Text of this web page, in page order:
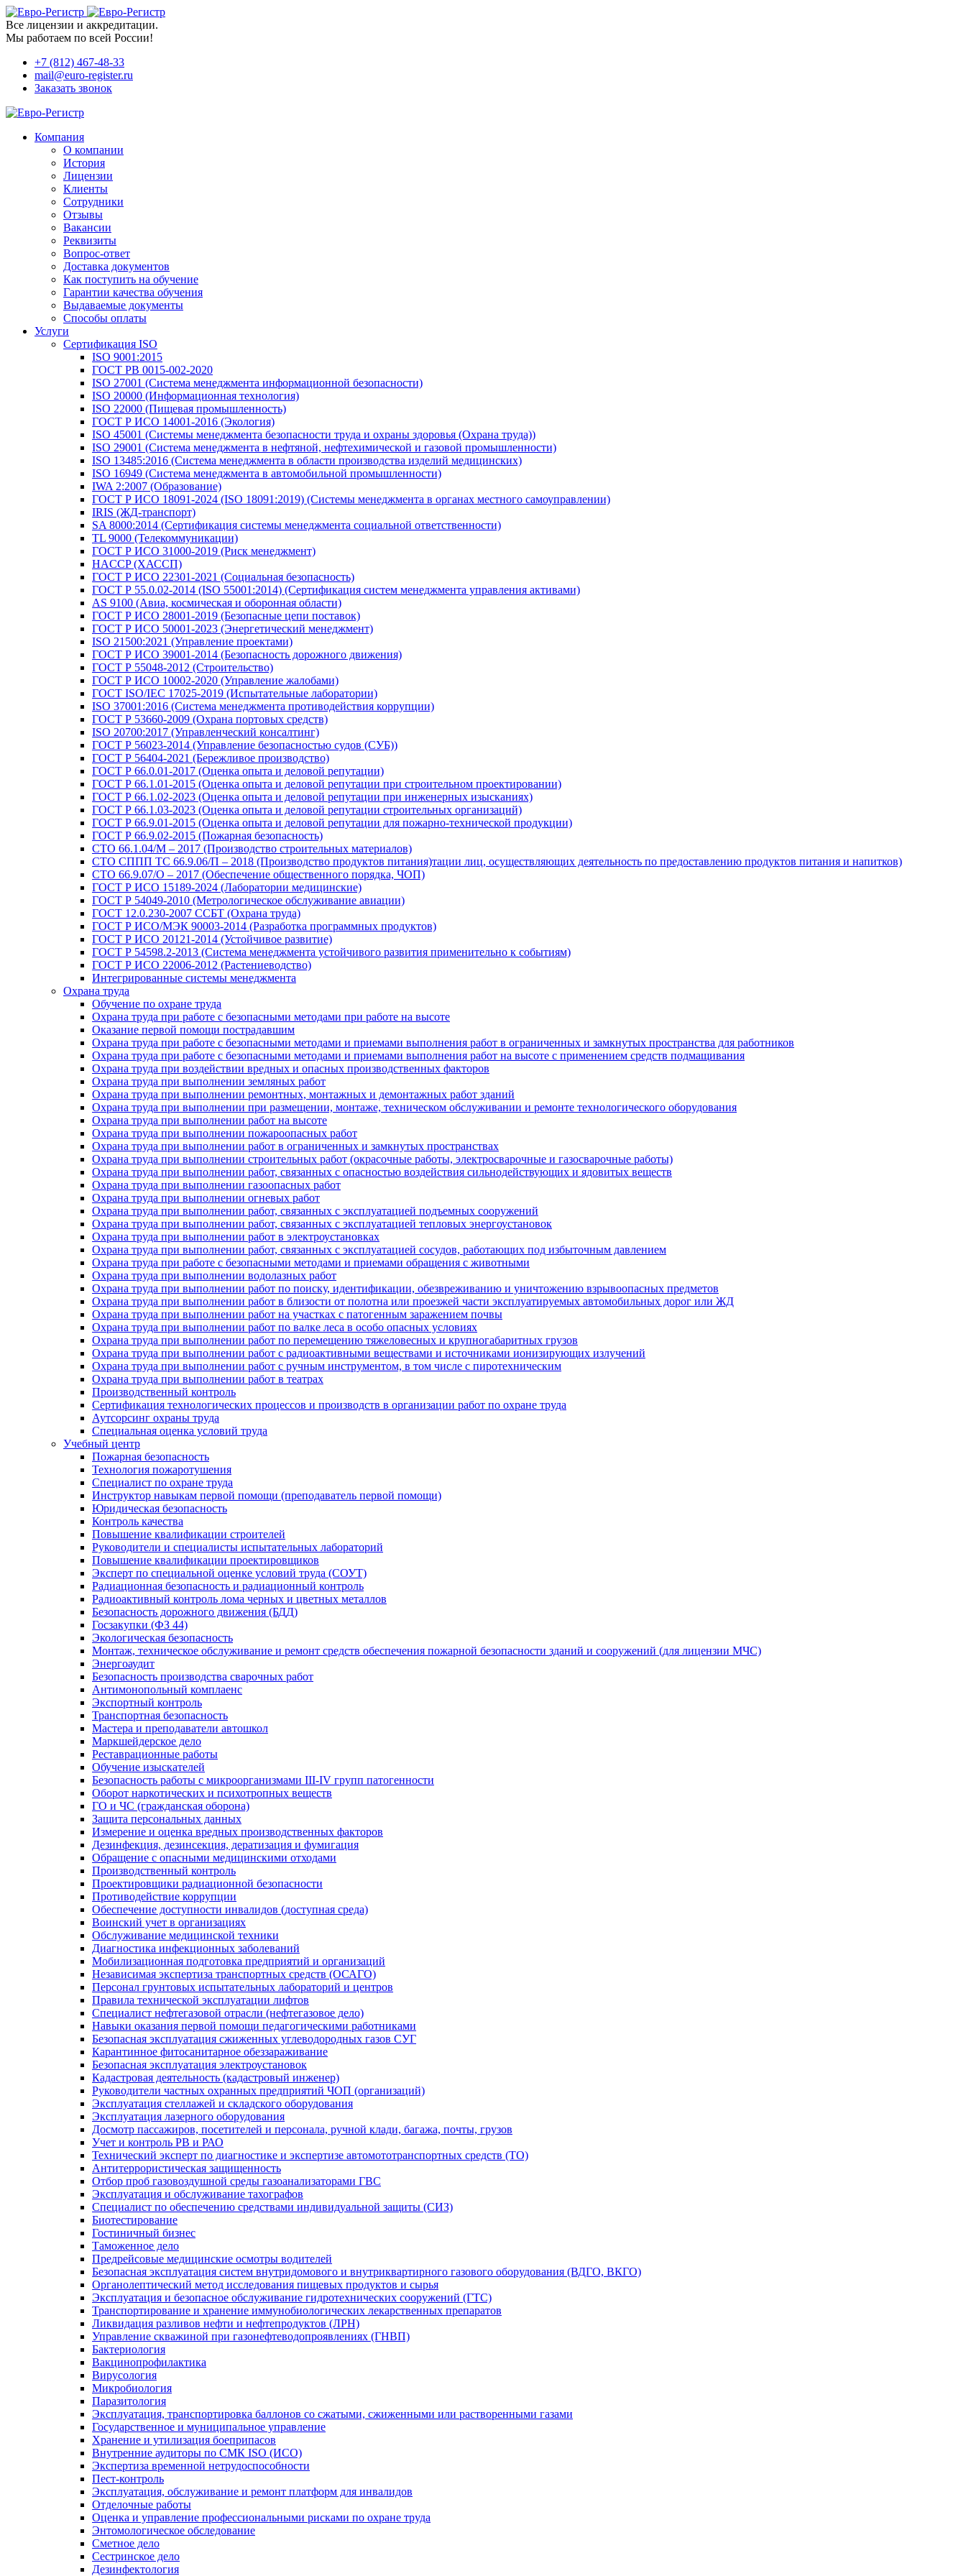
Все лицензии и аккредитации.
Мы работаем по всей России!
+7 (812) 467-48-33
mail@euro-register.ru
Заказать звонок
Компания
О компании
История
Лицензии
Клиенты
Сотрудники
Отзывы
Вакансии
Реквизиты
Вопрос-ответ
Доставка документов
Как поступить на обучение
Гарантии качества обучения
Выдаваемые документы
Способы оплаты
Услуги
Сертификация ISO
ISO 9001:2015
ГОСТ РВ 0015-002-2020
ISO 27001 (Система менеджмента информационной безопасности)
ISO 20000 (Информационная технология)
ISO 22000 (Пищевая промышленность)
ГОСТ Р ИСО 14001-2016 (Экология)
ISO 45001 (Системы менеджмента безопасности труда и охраны здоровья (Охрана труда))
ISO 29001 (Система менеджмента в нефтяной, нефтехимической и газовой промышленности)
ISO 13485:2016 (Система менеджмента в области производства изделий медицинских)
ISO 16949 (Система менеджмента в автомобильной промышленности)
IWA 2:2007 (Образование)
ГОСТ Р ИСО 18091-2024 (ISO 18091:2019) (Системы менеджмента в органах местного самоуправлении)
IRIS (ЖД-транспорт)
SA 8000:2014 (Сертификация системы менеджмента социальной ответственности)
TL 9000 (Телекоммуникации)
ГОСТ Р ИСО 31000-2019 (Риск менеджмент)
HACCP (ХАССП)
ГОСТ Р ИСО 22301-2021 (Социальная безопасность)
ГОСТ Р 55.0.02-2014 (ISO 55001:2014) (Сертификация систем менеджмента управления активами)
AS 9100 (Авиа, космическая и оборонная области)
ГОСТ Р ИСО 28001-2019 (Безопасные цепи поставок)
ГОСТ Р ИСО 50001-2023 (Энергетический менеджмент)
ISO 21500:2021 (Управление проектами)
ГОСТ Р ИСО 39001-2014 (Безопасность дорожного движения)
ГОСТ Р 55048-2012 (Строительство)
ГОСТ Р ИСО 10002-2020 (Управление жалобами)
ГОСТ ISO/IEC 17025-2019 (Испытательные лаборатории)
ISO 37001:2016 (Система менеджмента противодействия коррупции)
ГОСТ Р 53660-2009 (Охрана портовых средств)
ISO 20700:2017 (Управленческий консалтинг)
ГОСТ Р 56023-2014 (Управление безопасностью судов (СУБ))
ГОСТ Р 56404-2021 (Бережливое производство)
ГОСТ Р 66.0.01-2017 (Оценка опыта и деловой репутации)
ГОСТ Р 66.1.01-2015 (Оценка опыта и деловой репутации при строительном проектировании)
ГОСТ Р 66.1.02-2023 (Оценка опыта и деловой репутации при инженерных изысканиях)
ГОСТ Р 66.1.03-2023 (Оценка опыта и деловой репутации строительных организаций)
ГОСТ Р 66.9.01-2015 (Оценка опыта и деловой репутации для пожарно-технической продукции)
ГОСТ Р 66.9.02-2015 (Пожарная безопасность)
СТО 66.1.04/М – 2017 (Производство строительных материалов)
СТО СППП ТС 66.9.06/П – 2018 (Производство продуктов питания)тации лиц, осуществляющих деятельность по предоставлению продуктов питания и напитков)
СТО 66.9.07/О – 2017 (Обеспечение общественного порядка, ЧОП)
ГОСТ Р ИСО 15189-2024 (Лаборатории медицинские)
ГОСТ Р 54049-2010 (Метрологическое обслуживание авиации)
ГОСТ 12.0.230-2007 ССБТ (Охрана труда)
ГОСТ Р ИСО/МЭК 90003-2014 (Разработка программных продуктов)
ГОСТ Р ИСО 20121-2014 (Устойчивое развитие)
ГОСТ Р 54598.2-2013 (Система менеджмента устойчивого развития применительно к событиям)
ГОСТ Р ИСО 22006-2012 (Растениеводство)
Интегрированные системы менеджмента
Охрана труда
Обучение по охране труда
Охрана труда при работе с безопасными методами при работе на высоте
Оказание первой помощи пострадавшим
Охрана труда при работе с безопасными методами и приемами выполнения работ в ограниченных и замкнутых пространства для работников
Охрана труда при работе с безопасными методами и приемами выполнения работ на высоте с применением средств подмащивания
Охрана труда при воздействии вредных и опасных производственных факторов
Охрана труда при выполнении земляных работ
Охрана труда при выполнении ремонтных, монтажных и демонтажных работ зданий
Охрана труда при выполнении при размещении, монтаже, техническом обслуживании и ремонте технологического оборудования
Охрана труда при выполнении работ на высоте
Охрана труда при выполнении пожароопасных работ
Охрана труда при выполнении работ в ограниченных и замкнутых пространствах
Охрана труда при выполнении строительных работ (окрасочные работы, электросварочные и газосварочные работы)
Охрана труда при выполнении работ, связанных с опасностью воздействия сильнодействующих и ядовитых веществ
Охрана труда при выполнении газоопасных работ
Охрана труда при выполнении огневых работ
Охрана труда при выполнении работ, связанных с эксплуатацией подъемных сооружений
Охрана труда при выполнении работ, связанных с эксплуатацией тепловых энергоустановок
Охрана труда при выполнении работ в электроустановках
Охрана труда при выполнении работ, связанных с эксплуатацией сосудов, работающих под избыточным давлением
Охрана труда при работе с безопасными методами и приемами обращения с животными
Охрана труда при выполнении водолазных работ
Охрана труда при выполнении работ по поиску, идентификации, обезвреживанию и уничтожению взрывоопасных предметов
Охрана труда при выполнении работ в близости от полотна или проезжей части эксплуатируемых автомобильных дорог или ЖД
Охрана труда при выполнении работ на участках с патогенным заражением почвы
Охрана труда при выполнении работ по валке леса в особо опасных условиях
Охрана труда при выполнении работ по перемещению тяжеловесных и крупногабаритных грузов
Охрана труда при выполнении работ с радиоактивными веществами и источниками ионизирующих излучений
Охрана труда при выполнении работ с ручным инструментом, в том числе с пиротехническим
Охрана труда при выполнении работ в театрах
Производственный контроль
Сертификация технологических процессов и производств в организации работ по охране труда
Аутсорсинг охраны труда
Специальная оценка условий труда
Учебный центр
Пожарная безопасность
Технология пожаротушения
Специалист по охране труда
Инструктор навыкам первой помощи (преподаватель первой помощи)
Юридическая безопасность
Контроль качества
Повышение квалификации строителей
Руководители и специалисты испытательных лабораторий
Повышение квалификации проектировщиков
Эксперт по специальной оценке условий труда (СОУТ)
Радиационная безопасность и радиационный контроль
Радиоактивный контроль лома черных и цветных металлов
Безопасность дорожного движения (БДД)
Госзакупки (ФЗ 44)
Экологическая безопасность
Монтаж, техническое обслуживание и ремонт средств обеспечения пожарной безопасности зданий и сооружений (для лицензии МЧС)
Энергоаудит
Безопасность производства сварочных работ
Антимонопольный комплаенс
Экспортный контроль
Транспортная безопасность
Мастера и преподаватели автошкол
Маркшейдерское дело
Реставрационные работы
Обучение изыскателей
Безопасность работы с микроорганизмами III-IV групп патогенности
Оборот наркотических и психотропных веществ
ГО и ЧС (гражданская оборона)
Защита персональных данных
Измерение и оценка вредных производственных факторов
Дезинфекция, дезинсекция, дератизация и фумигация
Обращение с опасными медицинскими отходами
Производственный контроль
Проектировщики радиационной безопасности
Противодействие коррупции
Обеспечение доступности инвалидов (доступная среда)
Воинский учет в организациях
Обслуживание медицинской техники
Диагностика инфекционных заболеваний
Мобилизационная подготовка предприятий и организаций
Независимая экспертиза транспортных средств (ОСАГО)
Персонал грунтовых испытательных лабораторий и центров
Правила технической эксплуатации лифтов
Специалист нефтегазовой отрасли (нефтегазовое дело)
Навыки оказания первой помощи педагогическими работниками
Безопасная эксплуатация сжиженных углеводородных газов СУГ
Карантинное фитосанитарное обеззараживание
Безопасная эксплуатация электроустановок
Кадастровая деятельность (кадастровый инженер)
Руководители частных охранных предприятий ЧОП (организаций)
Эксплуатация стеллажей и складского оборудования
Эксплуатация лазерного оборудования
Досмотр пассажиров, посетителей и персонала, ручной клади, багажа, почты, грузов
Учет и контроль РВ и РАО
Технический эксперт по диагностике и экспертизе автомототранспортных средств (ТО)
Антитеррористическая защищенность
Отбор проб газовоздушной среды газоанализаторами ГВС
Эксплуатация и обслуживание тахографов
Специалист по обеспечению средствами индивидуальной защиты (СИЗ)
Биотестирование
Гостиничный бизнес
Таможенное дело
Предрейсовые медицинские осмотры водителей
Безопасная эксплуатация систем внутридомового и внутриквартирного газового оборудования (ВДГО, ВКГО)
Органолептический метод исследования пищевых продуктов и сырья
Эксплуатация и безопасное обслуживание гидротехнических сооружений (ГТС)
Транспортирование и хранение иммунобиологических лекарственных препаратов
Ликвидация разливов нефти и нефтепродуктов (ЛРН)
Управление скважиной при газонефтеводопроявлениях (ГНВП)
Бактериология
Вакцинопрофилактика
Вирусология
Микробиология
Паразитология
Эксплуатация, транспортировка баллонов со сжатыми, сжиженными или растворенными газами
Государственное и муниципальное управление
Хранение и утилизация боеприпасов
Внутренние аудиторы по СМК ISO (ИСО)
Экспертиза временной нетрудоспособности
Пест-контроль
Эксплуатация, обслуживание и ремонт платформ для инвалидов
Отделочные работы
Оценка и управление профессиональными рисками по охране труда
Энтомологическое обследование
Сметное дело
Сестринское дело
Дезинфектология